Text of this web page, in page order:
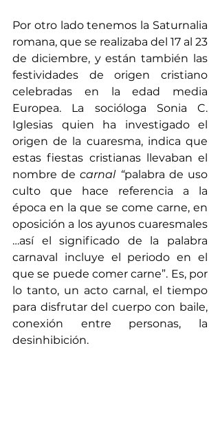
Por otro lado tenemos la Saturnalia
romana, que se realizaba del 17 al 23
de diciembre, y están también las
festividades de origen cristiano
celebradas en la edad media
Europea. La socióloga Sonia C.
Iglesias quien ha investigado el
origen de la cuaresma, indica que
estas fiestas cristianas llevaban el
nombre de carnal “palabra de uso
culto que hace referencia a la
época en la que se come carne, en
oposición a los ayunos cuaresmales
…así el significado de la palabra
carnaval incluye el periodo en el
que se puede comer carne”. Es, por
lo tanto, un acto carnal, el tiempo
para disfrutar del cuerpo con baile,
conexión entre personas, la
desinhibición.